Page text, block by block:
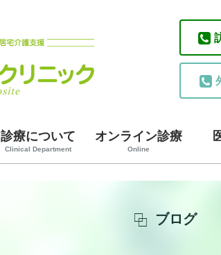
診療について
Clinical Department
オンライン診療
Online
ブログ